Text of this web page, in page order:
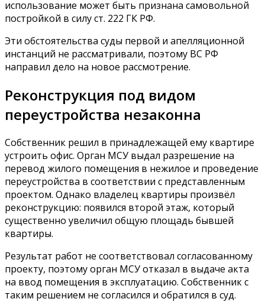
использование может быть признана самовольной
постройкой в силу ст. 222 ГК РФ.
Эти обстоятельства суды первой и апелляционной
инстанций не рассматривали, поэтому ВС РФ
направил дело на новое рассмотрение.
Реконструкция под видом
переустройства незаконна
Собственник решил в принадлежащей ему квартире
устроить офис. Орган МСУ выдал разрешение на
перевод жилого помещения в нежилое и проведение
переустройства в соответствии с представленным
проектом. Однако владелец квартиры произвёл
реконструкцию: появился второй этаж, который
существенно увеличил общую площадь бывшей
квартиры.
Результат работ не соответствовал согласованному
проекту, поэтому орган МСУ отказал в выдаче акта
на ввод помещения в эксплуатацию. Собственник с
таким решением не согласился и обратился в суд.